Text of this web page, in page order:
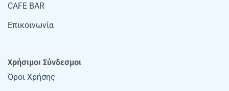
CAFE BAR
Επικοινωνία
Χρήσιμοι Σύνδεσμοι
Όροι Χρήσης